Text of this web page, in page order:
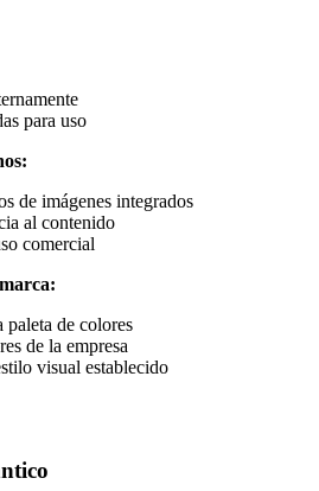
para uso
de imágenes integrados
al contenido
comercial
de colores
de la empresa
visual establecido